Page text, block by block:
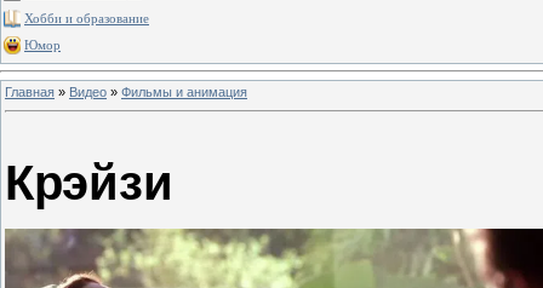
Хобби и образование
Юмор
Главная » Видео » Фильмы и анимация
Крэйзи